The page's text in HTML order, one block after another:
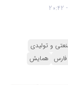
و تولیدی
همایش